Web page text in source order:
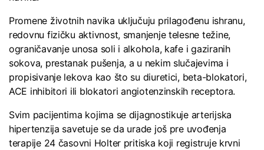
Promene životnih navika uključuju prilagođenu ishranu,
redovnu fizičku aktivnost, smanjenje telesne težine,
ograničavanje unosa soli i alkohola, kafe i gaziranih
sokova, prestanak pušenja, a u nekim slučajevima i
propisivanje lekova kao što su diuretici, beta-blokatori,
ACE inhibitori ili blokatori angiotenzinskih receptora.
Svim pacijentima kojima se dijagnostikuje arterijska
hipertenzija savetuje se da urade još pre uvođenja
terapije 24 časovni Holter pritiska koji registruje krvni